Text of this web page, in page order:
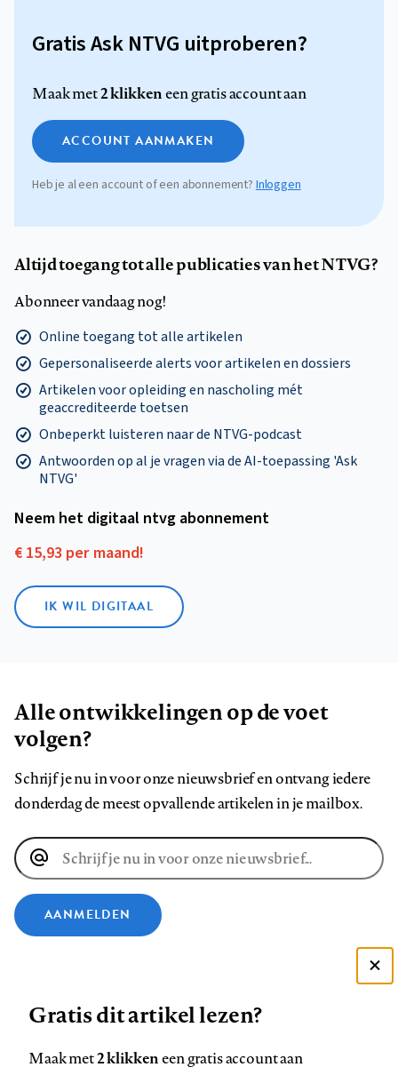
Gratis Ask NTVG uitproberen?
Maak met2 klikkeneen gratis account aan
ACCOUNT AANMAKEN
Heb je al een account of een abonnement?Inloggen
Altijd toegang tot alle publicaties van het NTVG?
Abonneer vandaag nog!
Online toegang tot alle artikelen
Gepersonaliseerde alerts voor artikelen en dossiers
Artikelen voor opleiding en nascholing mét
geaccrediteerde toetsen
Onbeperkt luisteren naar de NTVG-podcast
Antwoorden op al je vragen via de AI-toepassing 'Ask
NTVG'
Neem het digitaal ntvg abonnement
€ 15,93 per maand!
IK WIL DIGITAAL
Alle ontwikkelingen op de voet
volgen?
Schrijf je nu in voor onze nieuwsbrief en ontvang iedere
donderdag de meest opvallende artikelen in je mailbox.
E-
mailadres
AANMELDEN
ons
ons
ons
ons
ons
ons
Gratis dit artikel lezen?
Maak met2 klikkeneen gratis account aan
Zie onze cookie policy